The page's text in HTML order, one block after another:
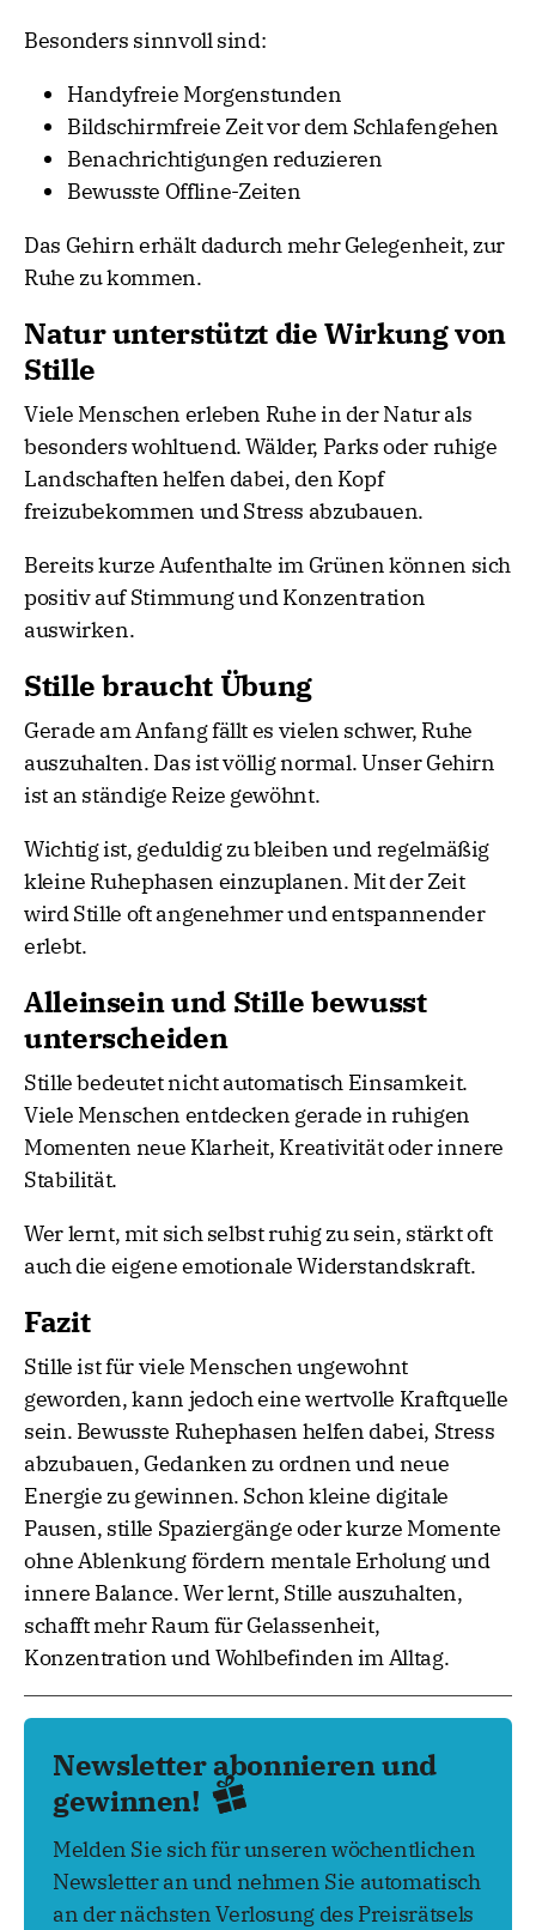
Besonders sinnvoll sind:
Handyfreie Morgenstunden
Bildschirmfreie Zeit vor dem Schlafengehen
Benachrichtigungen reduzieren
Bewusste Offline-Zeiten
Das Gehirn erhält dadurch mehr Gelegenheit, zur
Ruhe zu kommen.
Natur unterstützt die Wirkung von
Stille
Viele Menschen erleben Ruhe in der Natur als
besonders wohltuend. Wälder, Parks oder ruhige
Landschaften helfen dabei, den Kopf
freizubekommen und Stress abzubauen.
Bereits kurze Aufenthalte im Grünen können sich
positiv auf Stimmung und Konzentration
auswirken.
Stille braucht Übung
Gerade am Anfang fällt es vielen schwer, Ruhe
auszuhalten. Das ist völlig normal. Unser Gehirn
ist an ständige Reize gewöhnt.
Wichtig ist, geduldig zu bleiben und regelmäßig
kleine Ruhephasen einzuplanen. Mit der Zeit
wird Stille oft angenehmer und entspannender
erlebt.
Alleinsein und Stille bewusst
unterscheiden
Stille bedeutet nicht automatisch Einsamkeit.
Viele Menschen entdecken gerade in ruhigen
Momenten neue Klarheit, Kreativität oder innere
Stabilität.
Wer lernt, mit sich selbst ruhig zu sein, stärkt oft
auch die eigene emotionale Widerstandskraft.
Fazit
Stille ist für viele Menschen ungewohnt
geworden, kann jedoch eine wertvolle Kraftquelle
sein. Bewusste Ruhephasen helfen dabei, Stress
abzubauen, Gedanken zu ordnen und neue
Energie zu gewinnen. Schon kleine digitale
Pausen, stille Spaziergänge oder kurze Momente
ohne Ablenkung fördern mentale Erholung und
innere Balance. Wer lernt, Stille auszuhalten,
schafft mehr Raum für Gelassenheit,
Konzentration und Wohlbefinden im Alltag.
Newsletter abonnieren und
gewinnen!
Melden Sie sich für unseren wöchentlichen
Newsletter an und nehmen Sie automatisch
an der nächsten Verlosung des Preisrätsels